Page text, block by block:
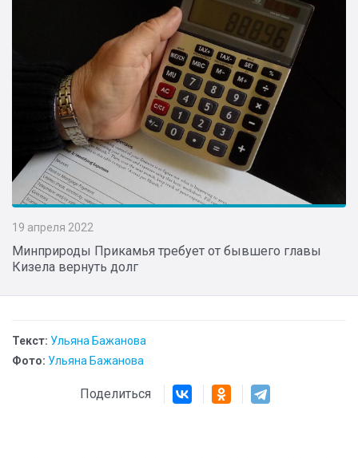
19 апреля 2022
Минприроды Прикамья требует от бывшего главы
Кизела вернуть долг
Текст: Ульяна Бажанова
Фото: Ульяна Бажанова
Поделиться